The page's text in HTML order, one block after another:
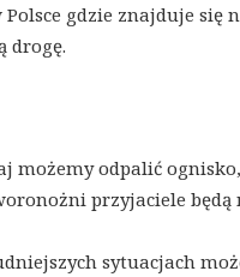
Polsce gdzie znajduje się
drogę.
możemy odpalić
przyjaciele będą
sytuacjach